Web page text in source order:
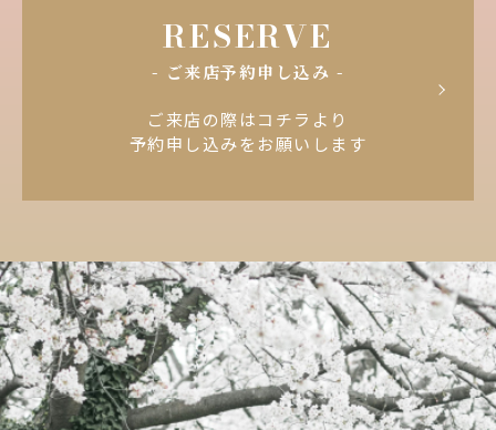
RESERVE
- ご来店予約申し込み -
ご来店の際はコチラより
予約申し込みをお願いします